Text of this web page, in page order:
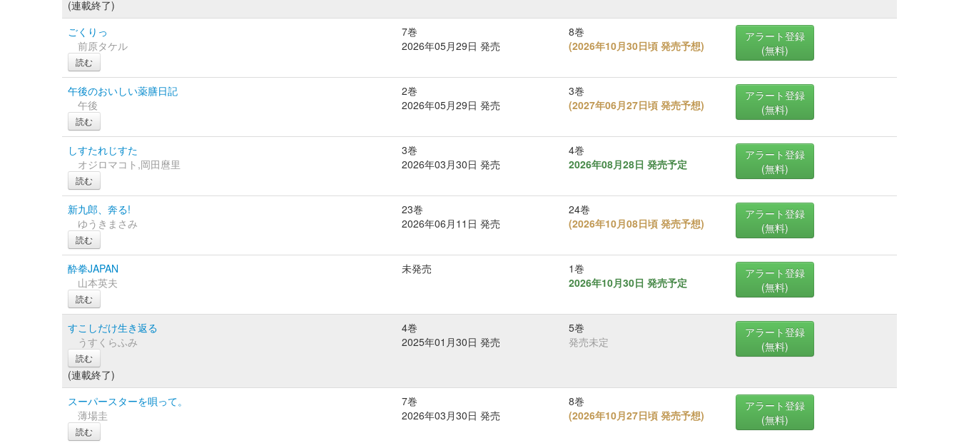
(連載終了)
ごくりっ
前原タケル
読む
7巻
2026年05月29日 発売
8巻
(2026年10月30日頃 発売予想)
アラート登録
(無料)
午後のおいしい薬膳日記
午後
読む
2巻
2026年05月29日 発売
3巻
(2027年06月27日頃 発売予想)
アラート登録
(無料)
しすたれじすた
オジロマコト,岡田麿里
読む
3巻
2026年03月30日 発売
4巻
2026年08月28日 発売予定
アラート登録
(無料)
新九郎、奔る!
ゆうきまさみ
読む
23巻
2026年06月11日 発売
24巻
(2026年10月08日頃 発売予想)
アラート登録
(無料)
酔拳JAPAN
山本英夫
読む
未発売
1巻
2026年10月30日 発売予定
アラート登録
(無料)
すこしだけ生き返る
うすくらふみ
読む
(連載終了)
4巻
2025年01月30日 発売
5巻
発売未定
アラート登録
(無料)
スーパースターを唄って。
薄場圭
読む
7巻
2026年03月30日 発売
8巻
(2026年10月27日頃 発売予想)
アラート登録
(無料)